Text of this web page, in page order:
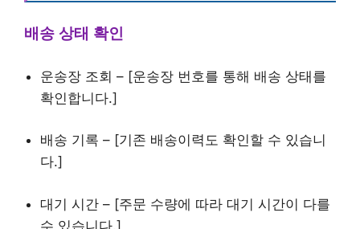
배송 상태 확인
운송장 조회 – [운송장 번호를 통해 배송 상태를
확인합니다.]
배송 기록 – [기존 배송이력도 확인할 수 있습니
다.]
대기 시간 – [주문 수량에 따라 대기 시간이 다를
수 있습니다.]